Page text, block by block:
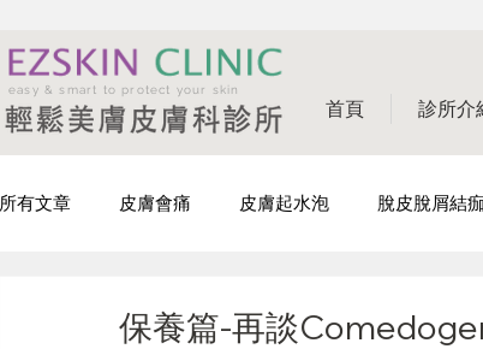
easy & smart to protect your skin
首頁 診所介
所有文章 皮膚會痛 皮膚起水泡 脫皮脫屑結痂
保養篇-再談